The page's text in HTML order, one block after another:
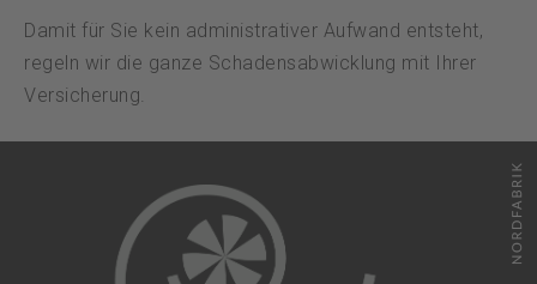
Damit für Sie kein administrativer Aufwand entsteht,
regeln wir die ganze Schadensabwicklung mit Ihrer
Versicherung.